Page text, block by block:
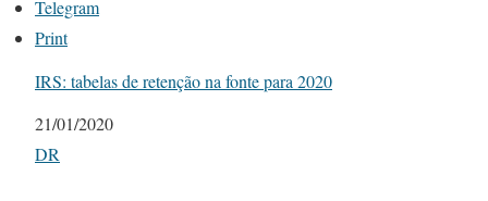
Telegram
Print
IRS: tabelas de retenção na fonte para 2020
Date
21/01/2020
In relation to
DR